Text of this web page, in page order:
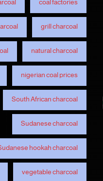
grill charcoal
natural charcoal
nigerian coal prices
South African charcoal
Sudanese charcoal
hookah charcoal
vegetable charcoal